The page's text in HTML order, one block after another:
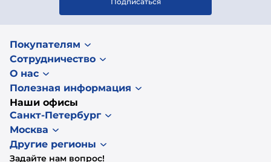
Покупателям
Сотрудничество
О нас
Полезная информация
Наши офисы
Санкт-Петербург
Москва
Другие регионы
Задайте нам вопрос!